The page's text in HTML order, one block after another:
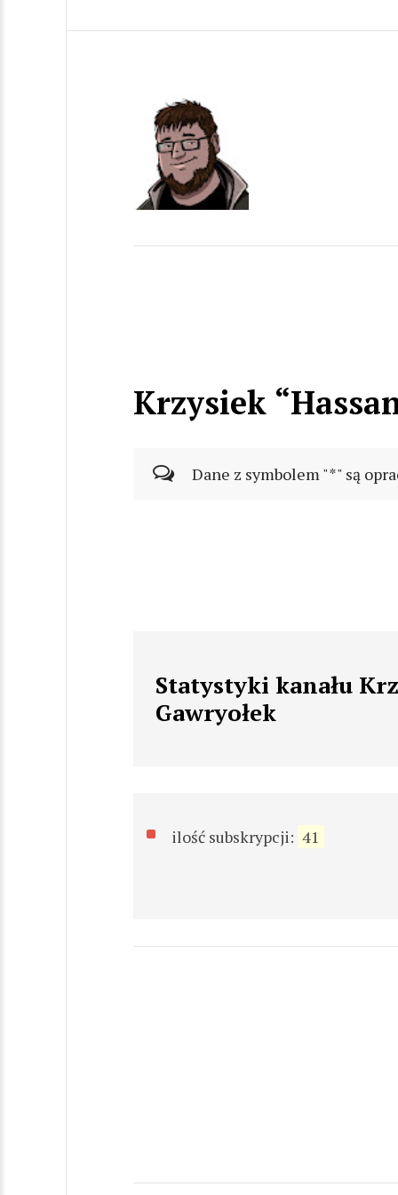
Krzysiek
Dane z symbolem "*" są
Statystyki kanału
Gawryołek
ilość subskrypcji: 41